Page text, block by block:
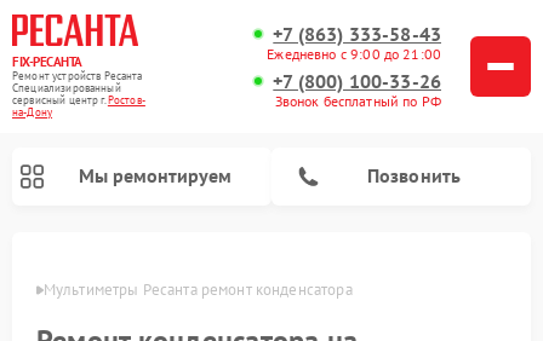
FIX-РЕСАНТА
Ремонт устройств Ресанта
Специализированный
cервисный центр г.Ростов-
на-Дону
+7 (863) 333-58-43
Ежедневно с 9:00 до 21:00
+7 (800) 100-33-26
Звонок бесплатный по РФ
Мы ремонтируем Позвонить
Мультиметры Ресанта ремонт конденсатора